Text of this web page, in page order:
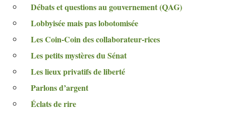
Débats et questions au gouvernement (QAG)
Lobbyisée mais pas lobotomisée
Les Coin-Coin des collaborateur-rices
Les petits mystères du Sénat
Les lieux privatifs de liberté
Parlons d’argent
Éclats de rire